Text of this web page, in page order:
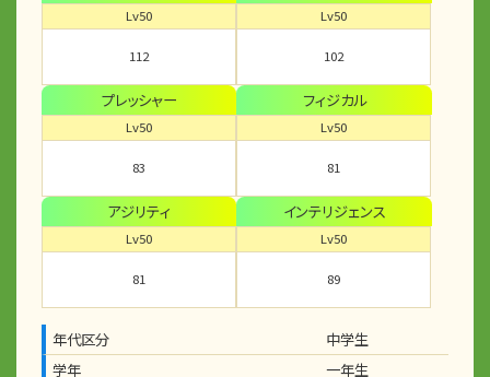
Lv50
112
Lv50
102
プレッシャー
Lv50
83
フィジカル
Lv50
81
アジリティ
Lv50
81
インテリジェンス
Lv50
89
年代区分
中学生
学年
一年生